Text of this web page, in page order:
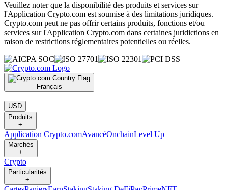
Veuillez noter que la disponibilité des produits et services sur
l'Application Crypto.com est soumise à des limitations juridiques.
Crypto.com peut ne pas offrir certains produits, fonctions et/ou
services sur l'Application Crypto.com dans certaines juridictions en
raison de restrictions réglementaires potentielles ou réelles.
Français
|
USD
Produits
+
Application Crypto.comAvancéOnchainLevel Up
Marchés
+
Crypto
Particularités
+